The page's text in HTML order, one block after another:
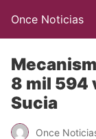
Once Noticias
8 mil 594
Sucia
Once